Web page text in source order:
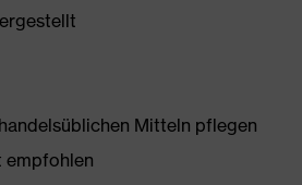
Mitteln pflegen
empfohlen